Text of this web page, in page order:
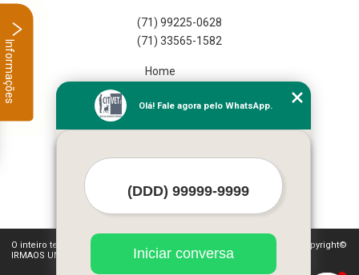
(71) 99225-0628
(71) 33565-1582
Home
Missão
O inteiro teor deste site está sujeito à proteção de direitos autorais. Copyright©
IRMAOS UNGAR LTDA (Lei 9610 de 19/02/1998)
Olá! Fale agora pelo WhatsApp.
Iniciar conversa
Informações